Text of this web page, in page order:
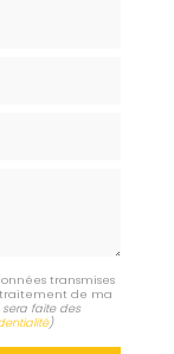
transmises
de ma
faite des
)